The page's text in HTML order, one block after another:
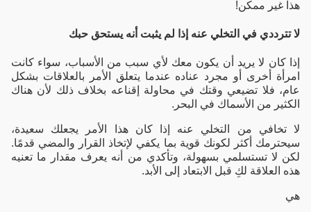
هذا غير ممكن!
لا تترددي في التخلي عنه إذا لم يثبت أنه يستحق حبك
إذا كان لا يريد أن يكون معك لأي سبب من الأسباب، سواء كانت
امرأة أخرى أو مجرد عناده عندما يتعلق الأمر بالعلاقات بشكل
عام، فلا تضيعي وقتك في محاولة إقناعه بخلاف ذلك لأن هناك
الكثير من الأسماك في البحر.
لا تخافي من التخلي عنه إذا كان هذا الأمر يجعلك سعيدة،
سيحترمك أكثر لكونك قوية بما يكفي لإتخاذ القرار والمضي قدمًا.
لكن لا تستسلمي بسهولة، وتأكدي من أنه يعرف مقدار ما تعنيه
هذه العلاقة لكِ قبل الابتعاد إلى الأبد.
هي